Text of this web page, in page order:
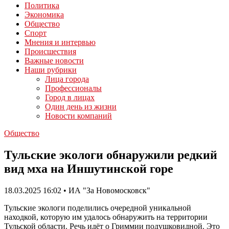
Политика
Экономика
Общество
Спорт
Мнения и интервью
Происшествия
Важные новости
Наши рубрики
Лица города
Профессионалы
Город в лицах
Один день из жизни
Новости компаний
Общество
Тульские экологи обнаружили редкий
вид мха на Иншутинской горе
18.03.2025 16:02 • ИА "За Новомосковск"
Тульские экологи поделились очередной уникальной
находкой, которую им удалось обнаружить на территории
Тульской области. Речь идёт о Гриммии подушковидной. Это